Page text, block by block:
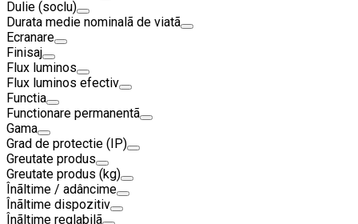
Dulie (soclu)
Durata medie nominalã de viatã
Ecranare
Finisaj
Flux luminos
Flux luminos efectiv
Functia
Functionare permanentã
Gama
Grad de protectie (IP)
Greutate produs
Greutate produs (kg)
Înãltime / adâncime
Înãltime dispozitiv
Înãltime reglabilã